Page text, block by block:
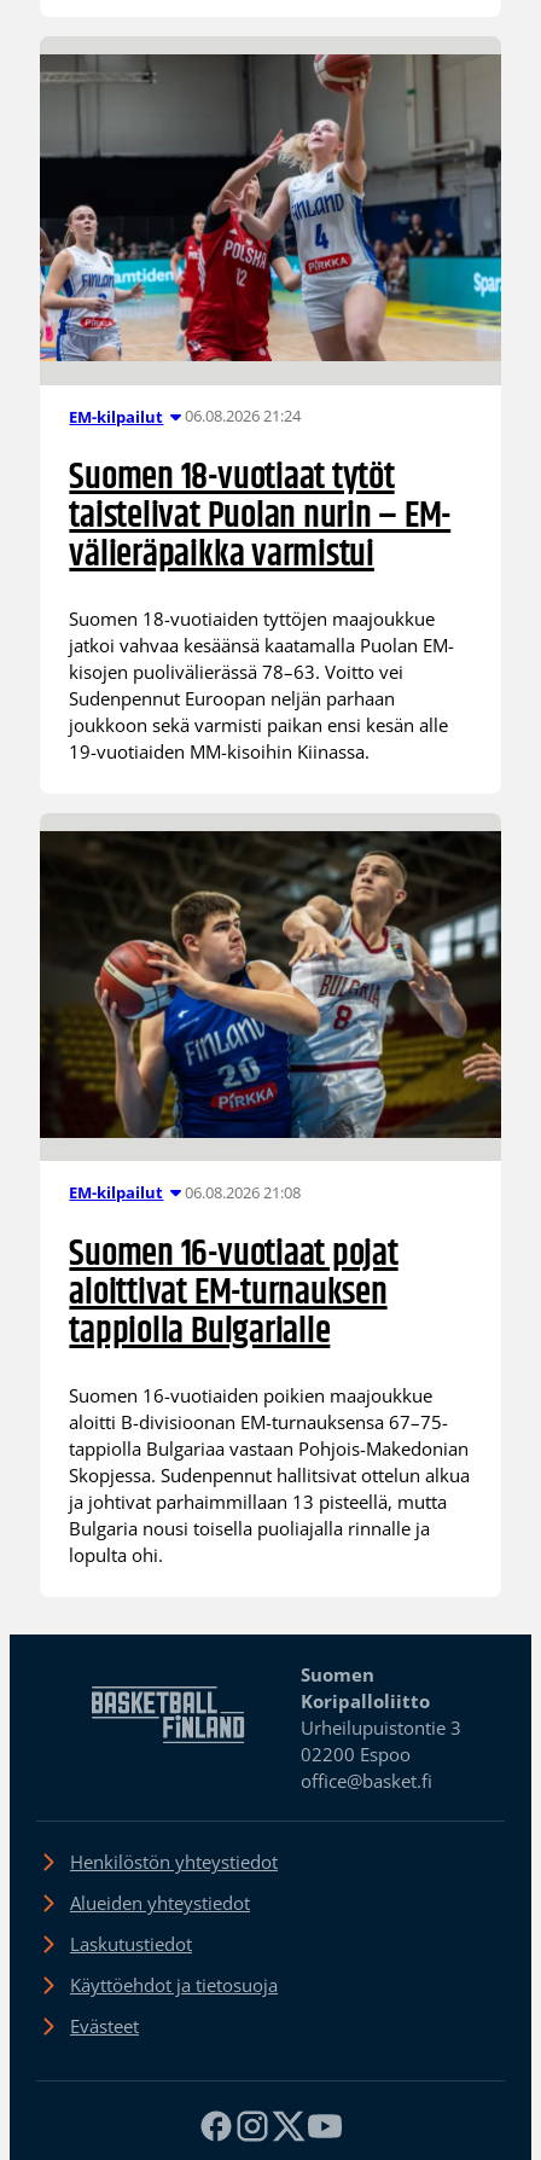
EM-kilpailut 06.08.2026 21:24
Suomen 18-vuotiaat tytöt
taistelivat Puolan nurin – EM-
välieräpaikka varmistui
Suomen 18-vuotiaiden tyttöjen maajoukkue
jatkoi vahvaa kesäänsä kaatamalla Puolan EM-
kisojen puolivälierässä 78–63. Voitto vei
Sudenpennut Euroopan neljän parhaan
joukkoon sekä varmisti paikan ensi kesän alle
19-vuotiaiden MM-kisoihin Kiinassa.
EM-kilpailut 06.08.2026 21:08
Suomen 16-vuotiaat pojat
aloittivat EM-turnauksen
tappiolla Bulgarialle
Suomen 16-vuotiaiden poikien maajoukkue
aloitti B-divisioonan EM-turnauksensa 67–75-
tappiolla Bulgariaa vastaan Pohjois-Makedonian
Skopjessa. Sudenpennut hallitsivat ottelun alkua
ja johtivat parhaimmillaan 13 pisteellä, mutta
Bulgaria nousi toisella puoliajalla rinnalle ja
lopulta ohi.
Suomen
Koripalloliitto
Urheilupuistontie 3
02200 Espoo
office@basket.fi
Henkilöstön yhteystiedot
Alueiden yhteystiedot
Laskutustiedot
Käyttöehdot ja tietosuoja
Evästeet